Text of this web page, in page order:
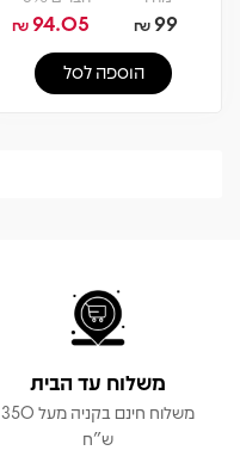
99
₪
94.05
₪
הוספה לסל
משלוח עד הבית
משלוח חינם בקניה מעל 350
ש"ח